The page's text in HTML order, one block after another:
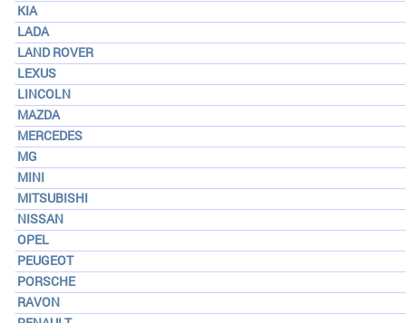
KIA
LADA
LAND ROVER
LEXUS
LINCOLN
MAZDA
MERCEDES
MG
MINI
MITSUBISHI
NISSAN
OPEL
PEUGEOT
PORSCHE
RAVON